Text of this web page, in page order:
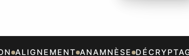
ALIGNEMENT ANAMNÈSE DÉCRYPTAGE